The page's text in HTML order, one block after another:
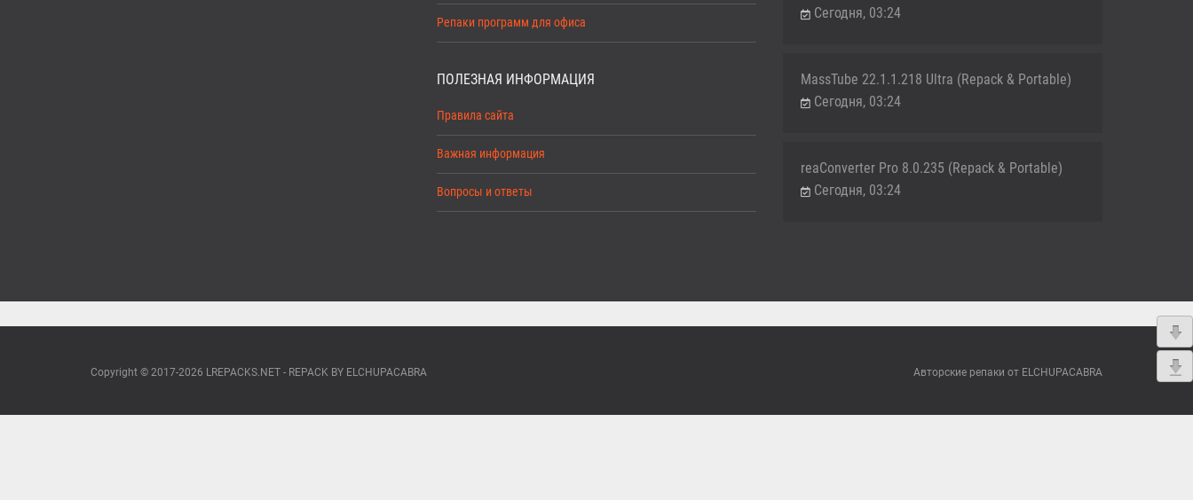
Репаки программ для офиса
ПОЛЕЗНАЯ ИНФОРМАЦИЯ
Правила сайта
Важная информация
Вопросы и ответы
Сегодня, 03:24
MassTube 22.1.1.218 Ultra (Repack & Portable)
Сегодня, 03:24
reaConverter Pro 8.0.235 (Repack & Portable)
Сегодня, 03:24
Copyright © 2017-2026 LREPACKS.NET - REPACK BY ELCHUPACABRA Авторские репаки от ELCHUPACABRA